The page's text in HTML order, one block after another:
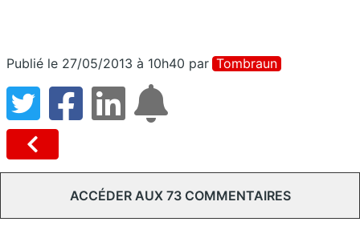
Publié le 27/05/2013 à 10h40 par Tombraun
ACCÉDER AUX 73 COMMENTAIRES